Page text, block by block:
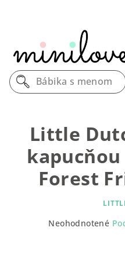
Bábika s menom
Little
kapucňou
Forest
Neohodnotené